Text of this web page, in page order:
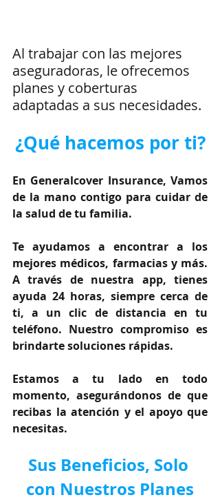
Al trabajar con las mejores
aseguradoras, le ofrecemos
planes y coberturas
adaptadas a sus necesidades.
¿Qué hacemos por ti?
En Generalcover Insurance, Vamos
de la mano contigo para cuidar de
la salud de tu familia.
Te ayudamos a encontrar a los
mejores médicos, farmacias y más.
A través de nuestra app, tienes
ayuda 24 horas, siempre cerca de
ti, a un clic de distancia en tu
teléfono. Nuestro compromiso es
brindarte soluciones rápidas.
Estamos a tu lado en todo
momento, asegurándonos de que
recibas la atención y el apoyo que
necesitas.
Sus Beneficios, Solo
con Nuestros Planes